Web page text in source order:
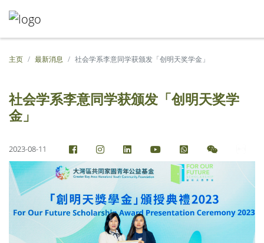
主页 最新消息 社会学系李意同学获颁发「创明天奖学金」
社会学系李意同学获颁发「创明天奖学
金」
2023-08-11